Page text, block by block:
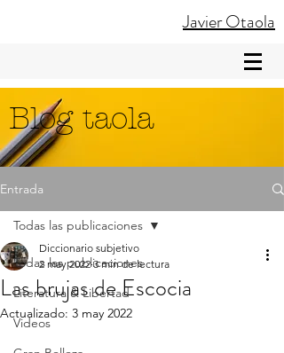
Javier Otaola
Blog taola
Entrada
Todas las publicaciones
Literatura & Libertad
Videos
Todas las publicaciones
Las brujas de Escocia
Diccionario subjetivo
2 may 2022 3 min de lectura
Actualizado: 3 may 2022